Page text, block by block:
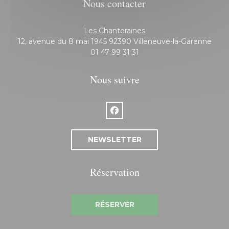
Nous contacter
Les Chanteraines
12, avenue du 8 mai 1945 92390 Villeneuve-la-Garenne
01 47 99 31 31
Nous suivre
Facebook ((ouvre une nouvelle
NEWSLETTER
Réservation
RÉSERVER